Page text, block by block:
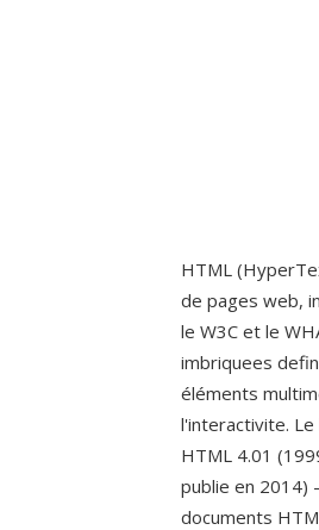
HTML
de pages web,
le W3C et le
imbriquees
éléments
l'interactivite.
HTML 4.01
publie en 2014)
documents